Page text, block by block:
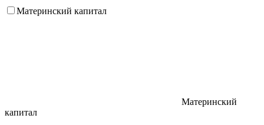
Материнский капитал
Материнский
капитал